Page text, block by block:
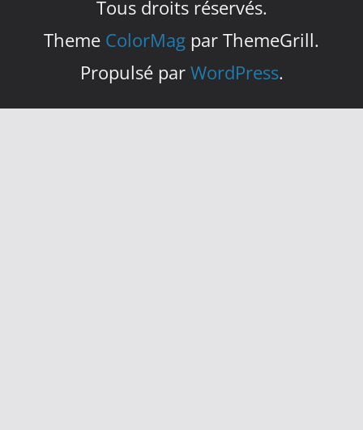
Tous droits réservés.
Theme ColorMag par ThemeGrill.
Propulsé parWordPress.